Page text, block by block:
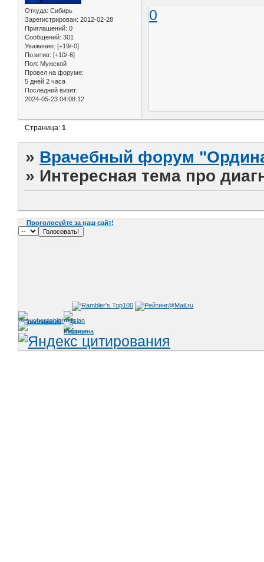
Откуда: Сибирь
Зарегистрирован: 2012-02-28
Приглашений: 0
Сообщений: 301
Уважение: [+19/-0]
Позитив: [+10/-6]
Пол: Мужской
Провел на форуме:
5 дней 2 часа
Последний визит:
2024-05-23 04:08:12
0
Страница:1
» Врачебный форум
» Интересная тема про
Проголосуйте за наш сайт!